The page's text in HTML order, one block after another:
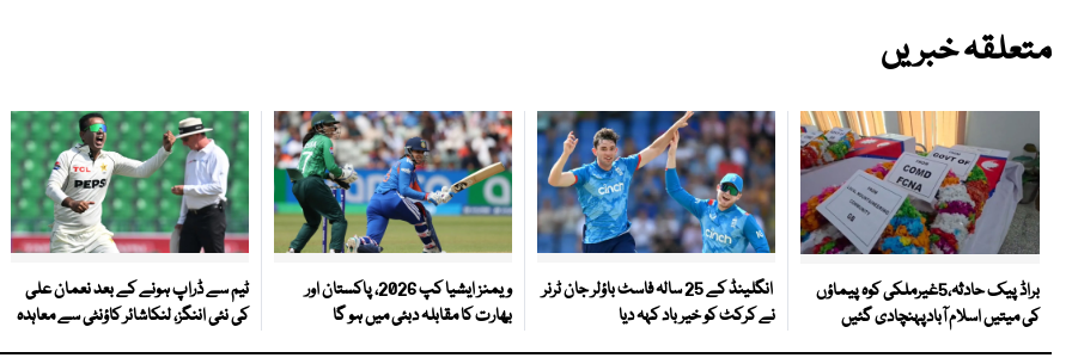
متعلقہ خبریں
براڈ پیک حادثہ،5غیرملکی کوہ پیماؤں
کی میتیں اسلام آبادپہنچادی گئیں
انگلینڈ کے 25 سالہ فاسٹ باؤلر جان ٹرنر
نے کرکٹ کو خیر باد کہہ دیا
ویمنز ایشیا کپ 2026، پاکستان اور
بھارت کا مقابلہ دبئی میں ہو گا
ٹیم سے ڈراپ ہونے کے بعد نعمان علی
کی نئی اننگز، لنکاشائر کاؤنٹی سے معاہدہ